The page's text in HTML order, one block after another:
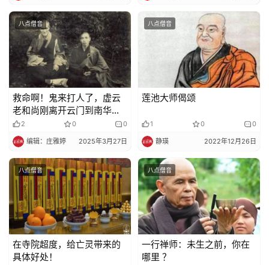
八点僧音
救命啊！鬼来打人了，虚云
老和尚刚离开云门到南华传
戒，云门寺就开始闹鬼……
2 0 0
编辑：庄雅婷 2025年3月27日
八点僧音
莲池大师偈颂
1 0 0
静瑛 2022年12月26日
八点僧音
在寺院超度，给亡灵带来的
具体好处！
八点僧音
一行禅师：未生之前，你在
哪里 ？